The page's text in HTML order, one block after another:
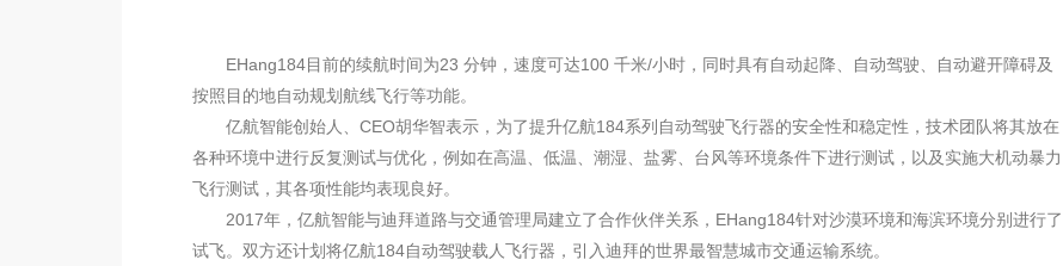
EHang184目前的续航时间为23 分钟，速度可达100 千米/小时，同时具有自动起降、自动驾驶、自动避开障碍及
按照目的地自动规划航线飞行等功能。
亿航智能创始人、CEO胡华智表示，为了提升亿航184系列自动驾驶飞行器的安全性和稳定性，技术团队将其放在
各种环境中进行反复测试与优化，例如在高温、低温、潮湿、盐雾、台风等环境条件下进行测试，以及实施大机动暴力
飞行测试，其各项性能均表现良好。
2017年，亿航智能与迪拜道路与交通管理局建立了合作伙伴关系，EHang184针对沙漠环境和海滨环境分别进行了
试飞。双方还计划将亿航184自动驾驶载人飞行器，引入迪拜的世界最智慧城市交通运输系统。